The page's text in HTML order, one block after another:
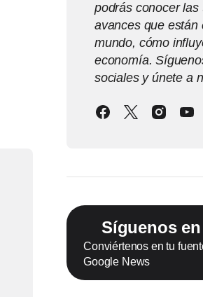
podrás conocer las
avances que están
mundo, cómo
economía.
sociales y únete a
Síguenos
Conviértenos en tu
Google News